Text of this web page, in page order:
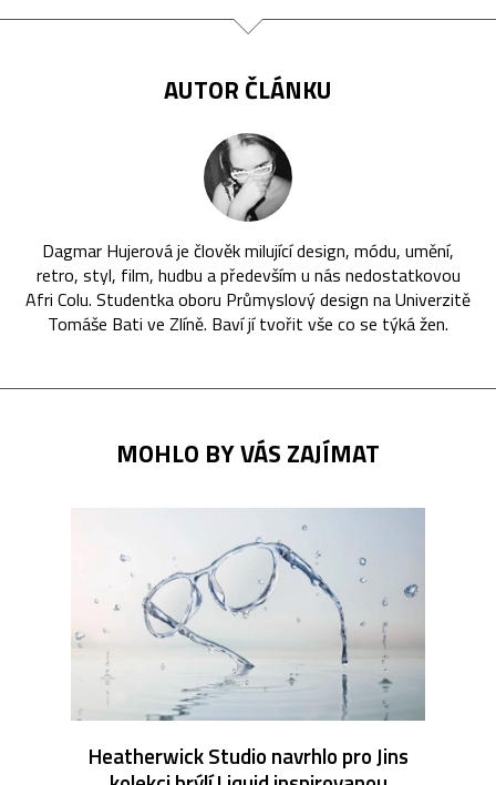
AUTOR ČLÁNKU
Dagmar Hujerová je člověk milující design, módu, umění,
retro, styl, film, hudbu a především u nás nedostatkovou
Afri Colu. Studentka oboru Průmyslový design na Univerzitě
Tomáše Bati ve Zlíně. Baví jí tvořit vše co se týká žen.
MOHLO BY VÁS ZAJÍMAT
Heatherwick Studio navrhlo pro Jins